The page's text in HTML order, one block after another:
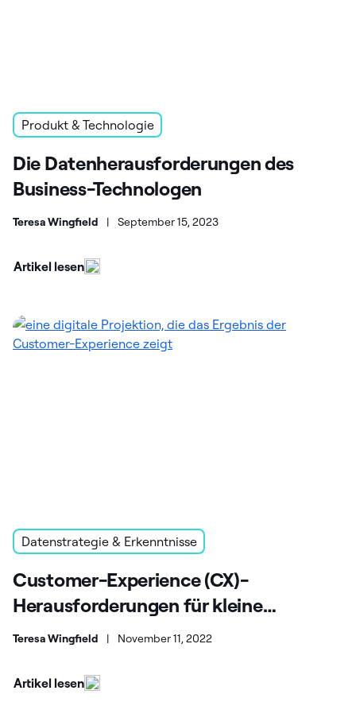
Produkt & Technologie
Die Datenherausforderungen des
Business-Technologen
Teresa Wingfield | September 15, 2023
Artikel lesen
Datenstrategie & Erkenntnisse
Customer-Experience (CX)-
Herausforderungen für kleine
Unternehmen
Teresa Wingfield | November 11, 2022
Artikel lesen